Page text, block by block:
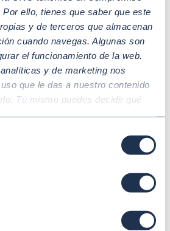
ello, tienes que saber que este
y de terceros que almacenan
cuando navegas. Algunas son
el funcionamiento de la web.
y de marketing nos
que le das a nuestro contenido
Tú mismo puedes decidir qué
ninguna información dándole al
CON ENFOQUE SECTORIAL Y
la sostenibilidad